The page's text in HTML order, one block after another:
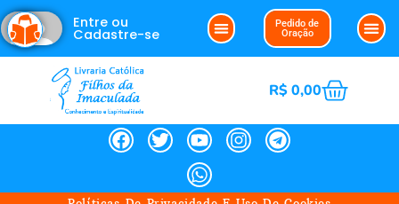
Entre ou
Cadastre-se
Pedido de
Oração
R$0,00